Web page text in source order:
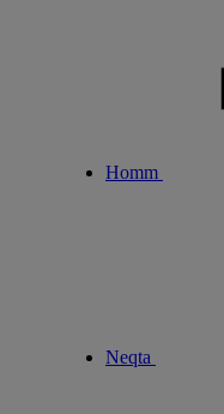
Homm
Neqta